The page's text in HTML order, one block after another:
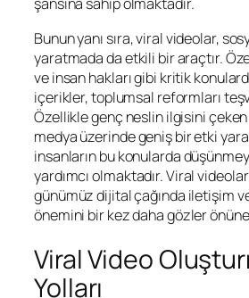
Bunun yanı sıra, viral videolar,
yaratmada da etkili bir araçtır.
ve insan hakları gibi kritik
içerikler, toplumsal reformları
Özellikle genç neslin ilgisini
medya üzerinde geniş bir etki
insanların bu konularda
yardımcı olmaktadır. Viral
günümüz dijital çağında iletişim
önemini bir kez daha gözler
Viral Video
Yolları